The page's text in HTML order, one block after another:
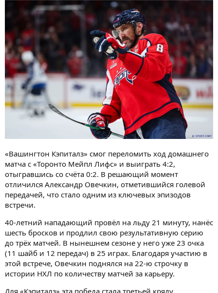
«Вашингтон Кэпиталз» смог переломить ход домашнего
матча с «Торонто Мейпл Лифс» и выиграть 4:2,
отыгравшись со счёта 0:2. В решающий момент
отличился Александр Овечкин, отметившийся голевой
передачей, что стало одним из ключевых эпизодов
встречи.
40-летний нападающий провёл на льду 21 минуту, нанёс
шесть бросков и продлил свою результативную серию
до трёх матчей. В нынешнем сезоне у него уже 23 очка
(11 шайб и 12 передач) в 25 играх. Благодаря участию в
этой встрече, Овечкин поднялся на 22-ю строчку в
истории НХЛ по количеству матчей за карьеру.
Для «Кэпиталз» эта победа стала третьей кряду.